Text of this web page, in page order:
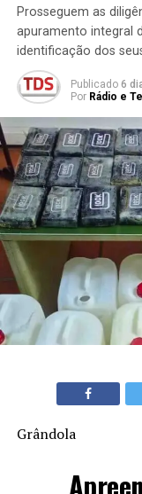
Prosseguem as
apuramento integral
identificação dos
Publicado 6
Por Rádio e
Grândola